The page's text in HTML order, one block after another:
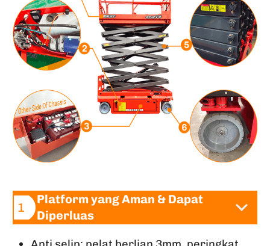
1
Platform yang Aman & Dapat
Diperluas